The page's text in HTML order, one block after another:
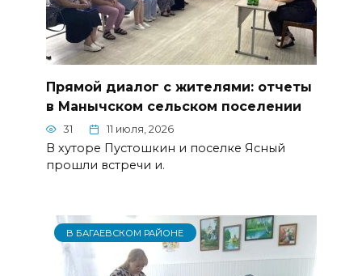
Прямой диалог с жителями: отчеты
в Манычском сельском поселении
31 11 июля, 2026
В хуторе Пустошкин и поселке Ясный
прошли встречи и.
В БАГАЕВСКОМ РАЙОНЕ